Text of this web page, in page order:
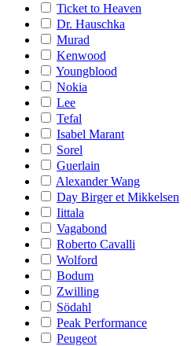
Ticket to Heaven
Dr. Hauschka
Murad
Kenwood
Youngblood
Nokia
Lee
Tefal
Isabel Marant
Sorel
Guerlain
Alexander Wang
Day Birger et Mikkelsen
Iittala
Vagabond
Roberto Cavalli
Wolford
Bodum
Zwilling
Södahl
Peak Performance
Peugeot